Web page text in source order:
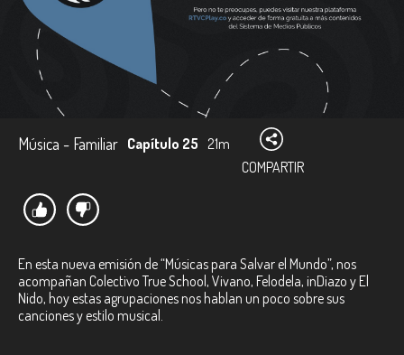
Música - Familiar Capítulo 25 21m
COMPARTIR
En esta nueva emisión de “Músicas para Salvar el Mundo”, nos
acompañan Colectivo True School, Vivano, Felodela, inDiazo y El
Nido, hoy estas agrupaciones nos hablan un poco sobre sus
canciones y estilo musical.